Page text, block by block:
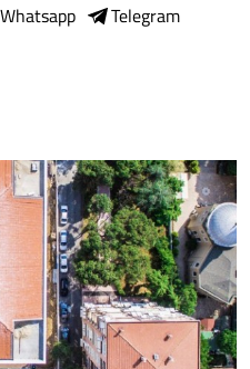
Whatsapp
Telegram